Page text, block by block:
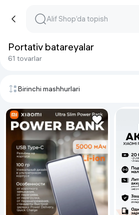
Portativ batareyalar
61 tovarlar
Birinchi mashhurlari